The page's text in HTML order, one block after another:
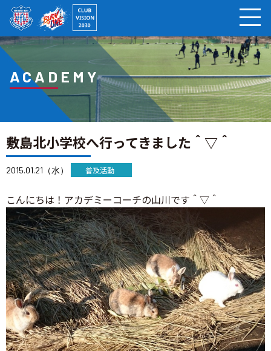
ACADEMY
敷島北小学校へ行ってきました＾▽＾
2015.01.21（水） 普及活動
こんにちは！アカデミーコーチの山川です＾▽＾